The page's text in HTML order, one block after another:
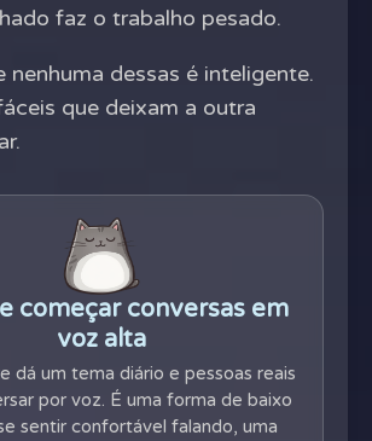
faz o trabalho pesado.
nenhuma dessas é inteligente.
que deixam a outra
começar conversas em
voz alta
dá um tema diário e pessoas reais
por voz. É uma forma de baixo
sentir confortável falando, uma